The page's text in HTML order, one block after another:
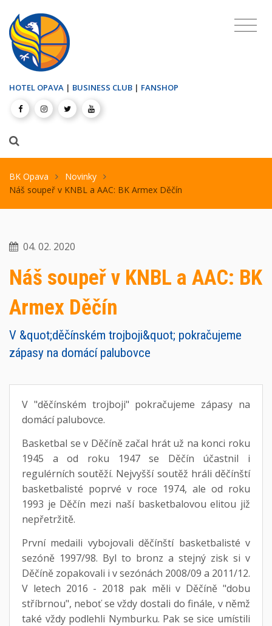
HOTEL OPAVA | BUSINESS CLUB | FANSHOP
BK Opava
Novinky
Náš soupeř v KNBL a AAC: BK Armex Děčín
04. 02. 2020
Náš soupeř v KNBL a AAC: BK
Armex Děčín
V &quot;děčínském trojboji&quot; pokračujeme
zápasy na domácí palubovce
V "děčínském trojboji" pokračujeme zápasy na
domácí palubovce.
Basketbal se v Děčíně začal hrát už na konci roku
1945 a od roku 1947 se Děčín účastnil i
regulérních soutěží. Nejvyšší soutěž hráli děčínští
basketbalisté poprvé v roce 1974, ale od roku
1993 je Děčín mezi naší basketbalovou elitou již
nepřetržitě.
První medaili vybojovali děčínští basketbalisté v
sezóně 1997/98. Byl to bronz a stejný zisk si v
Děčíně zopakovali i v sezónách 2008/09 a 2011/12.
V letech 2016 - 2018 pak měli v Děčíně "dobu
stříbrnou", neboť se vždy dostali do finále, v němž
také vždy podlehli Nymburku. Pak se sice umístili